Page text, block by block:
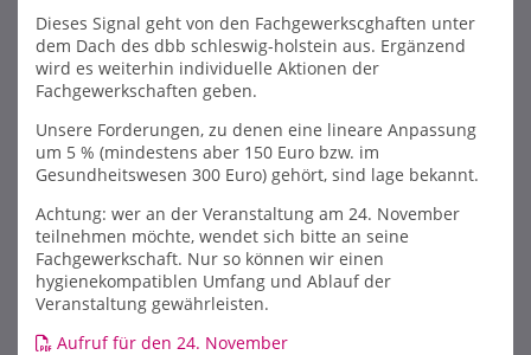
Dieses Signal geht von den Fachgewerkscghaften unter
dem Dach des dbb schleswig-holstein aus. Ergänzend
wird es weiterhin individuelle Aktionen der
Fachgewerkschaften geben.
Unsere Forderungen, zu denen eine lineare Anpassung
um 5 % (mindestens aber 150 Euro bzw. im
Gesundheitswesen 300 Euro) gehört, sind lage bekannt.
Achtung: wer an der Veranstaltung am 24. November
teilnehmen möchte, wendet sich bitte an seine
Fachgewerkschaft. Nur so können wir einen
hygienekompatiblen Umfang und Ablauf der
Veranstaltung gewährleisten.
Aufruf für den 24. November